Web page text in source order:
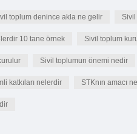
toplum denince akla ne gelir Sivil
10 tane örnek Sivil toplum
Sivil toplumun önemi nedir
katkıları nelerdir STKnın amacı